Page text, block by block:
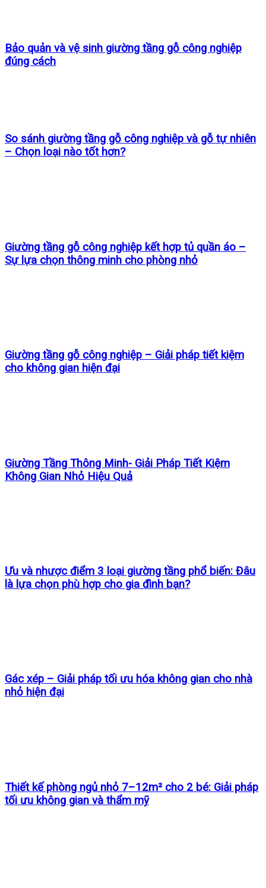
Bảo quản và vệ sinh giường tầng gỗ công nghiệp
đúng cách
So sánh giường tầng gỗ công nghiệp và gỗ tự nhiên
– Chọn loại nào tốt hơn?
Giường tầng gỗ công nghiệp kết hợp tủ quần áo –
Sự lựa chọn thông minh cho phòng nhỏ
Giường tầng gỗ công nghiệp – Giải pháp tiết kiệm
cho không gian hiện đại
Giường Tầng Thông Minh- Giải Pháp Tiết Kiệm
Không Gian Nhỏ Hiệu Quả
Ưu và nhược điểm 3 loại giường tầng phổ biến: Đâu
là lựa chọn phù hợp cho gia đình bạn?
Gác xép – Giải pháp tối ưu hóa không gian cho nhà
nhỏ hiện đại
Thiết kế phòng ngủ nhỏ 7–12m² cho 2 bé: Giải pháp
tối ưu không gian và thẩm mỹ